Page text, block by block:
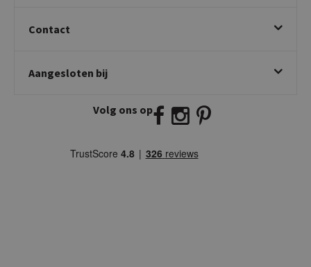
Contact
Twijnstraweg 2
info@kickcollection.nl
Aangesloten bij
Volg ons op